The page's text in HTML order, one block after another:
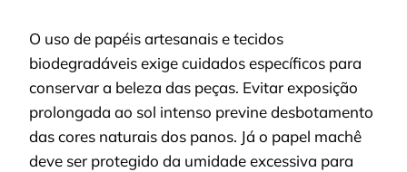
O uso de papéis artesanais e tecidos
biodegradáveis exige cuidados específicos para
conservar a beleza das peças. Evitar exposição
prolongada ao sol intenso previne desbotamento
das cores naturais dos panos. Já o papel machê
deve ser protegido da umidade excessiva para